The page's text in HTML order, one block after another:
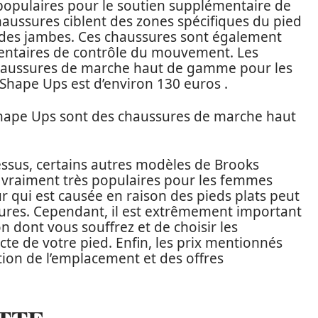
pour le soutien supplémentaire de
ciblent des zones spécifiques du pied
jambes. Ces chaussures sont également
de contrôle du mouvement. Les
de marche haut de gamme pour les
Ups est d’environ 130 euros .
Ups sont des chaussures de marche haut
certains autres modèles de Brooks
très populaires pour les femmes
est causée en raison des pieds plats peut
Cependant, il est extrêmement important
dont vous souffrez et de choisir les
de votre pied. Enfin, les prix mentionnés
de l’emplacement et des offres